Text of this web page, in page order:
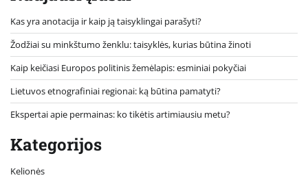
Kas yra anotacija ir kaip ją taisyklingai parašyti?
Žodžiai su minkštumo ženklu: taisyklės, kurias būtina žinoti
Kaip keičiasi Europos politinis žemėlapis: esminiai pokyčiai
Lietuvos etnografiniai regionai: ką būtina pamatyti?
Ekspertai apie permainas: ko tikėtis artimiausiu metu?
Kategorijos
Kelionės